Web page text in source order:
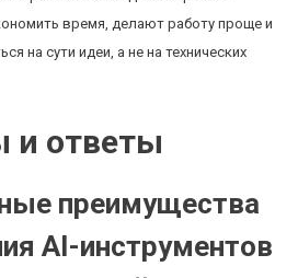
время, делают работу проще и
на сути идеи, а не на технических
и ответы
преимущества
AI-инструментов